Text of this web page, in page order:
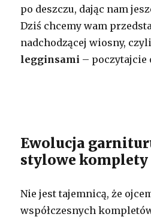
po deszczu, dając nam
Dziś chcemy wam
nadchodzącej wiosny,
legginsami – poczytajcie
Ewolucja
stylowe komplety
Nie jest tajemnicą, że
współczesnych